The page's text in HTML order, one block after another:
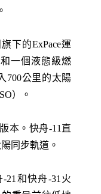
下的ExPace運
一個液態級燃
700公里的太陽
）。
本。快舟-11直
同步軌道。
21和快舟-31火